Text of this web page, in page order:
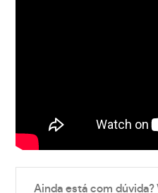
Ainda está com dúvida?